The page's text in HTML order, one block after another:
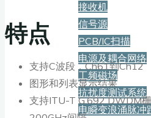
接收机
信号源
PCB/IC扫描
电源及耦合网络
工频磁场
抗扰度测试系统
电瞬变浪涌脉冲
特点
支持C波段，Ch61到Ch12
图形和列表显示结果
支持ITU-T G.692 DWDM